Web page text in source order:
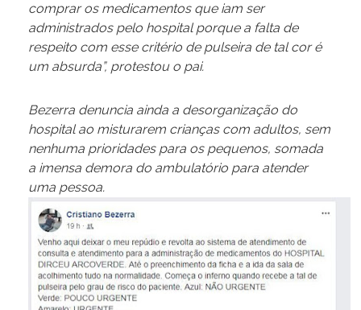
comprar os medicamentos que iam ser
administrados pelo hospital porque a falta de
respeito com esse critério de pulseira de tal cor é
um absurda”, protestou o pai.
Bezerra denuncia ainda a desorganização do
hospital ao misturarem crianças com adultos, sem
nenhuma prioridades para os pequenos, somada
a imensa demora do ambulatório para atender
uma pessoa.